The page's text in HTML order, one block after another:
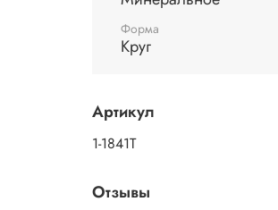
Форма
Круг
Артикул
1-1841T
Отзывы